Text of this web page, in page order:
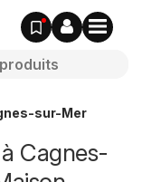
sur-Mer
Cagnes-